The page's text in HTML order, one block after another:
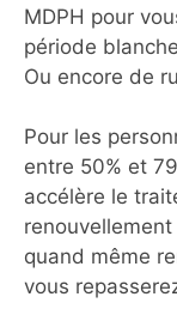
MDPH pour
période
Ou encore de
Pour les
entre 50% et
accélère le
quand même
vous